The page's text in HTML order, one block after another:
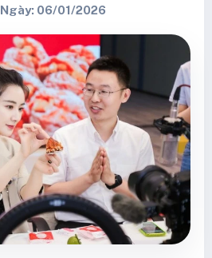
Ngày: 06/01/2026